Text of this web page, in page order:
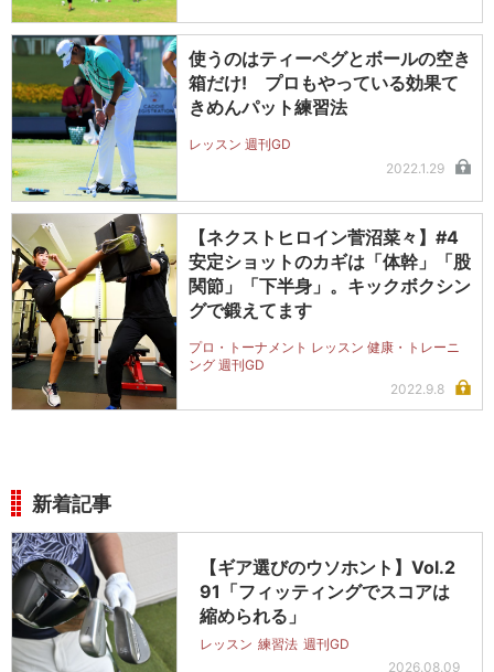
使うのはティーペグとボールの空き
箱だけ! プロもやっている効果て
きめんパット練習法
レッスン 週刊GD
2022.1.29
【ネクストヒロイン菅沼菜々】#4
安定ショットのカギは「体幹」「股
関節」「下半身」。キックボクシン
グで鍛えてます
プロ・トーナメント レッスン 健康・トレーニ
ング 週刊GD
2022.9.8
新着記事
【ギア選びのウソホント】Vol.2
91「フィッティングでスコアは
縮められる」
レッスン 練習法 週刊GD
2026.08.09